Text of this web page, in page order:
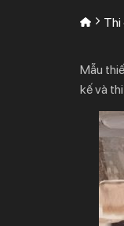
Thi
Mẫu
kế và